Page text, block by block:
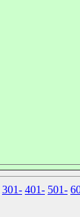
301- 401- 501-